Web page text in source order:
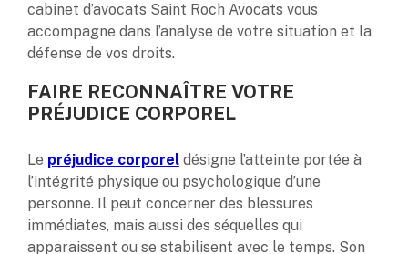
cabinet d’avocats Saint Roch Avocats vous
accompagne dans l’analyse de votre situation et la
défense de vos droits.
FAIRE RECONNAÎTRE VOTRE
PRÉJUDICE CORPOREL
Le préjudice corporeldésigne l’atteinte portée à
l’intégrité physique ou psychologique d’une
personne. Il peut concerner des blessures
immédiates, mais aussi des séquelles qui
apparaissent ou se stabilisent avec le temps. Son